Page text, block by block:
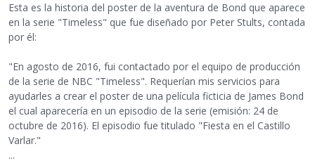
Esta es la historia del poster de la aventura de Bond que aparece
en la serie "Timeless" que fue diseñado por Peter Stults, contada
por él:
"En agosto de 2016, fui contactado por el equipo de producción
de la serie de NBC "Timeless". Requerían mis servicios para
ayudarles a crear el poster de una película ficticia de James Bond
el cual aparecería en un episodio de la serie (emisión: 24 de
octubre de 2016). El episodio fue titulado "Fiesta en el Castillo
Varlar."
...